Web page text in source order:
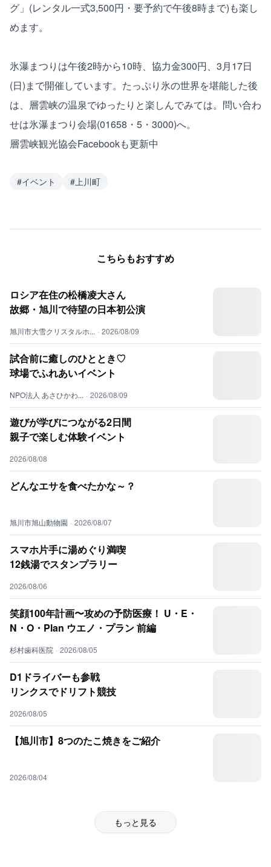
グ」(レンタル一式3,500円・要予約で午後8時まで)も楽し
めます。
氷瀑まつりは午後2時から10時、協力金300円、3月17日
(日)まで開催しています。たっぷり氷の世界を堪能した後
は、層雲峡の温泉でゆったりと楽しんでみては。問い合わ
せは氷瀑まつり会場(01658・5・3000)へ。
層雲峡観光協会Facebookも更新中
#イベント #上川町
こちらもおすすめ
ロシア在住の松橋凌大さん
故郷・旭川で待望の日本初公演
旭川市大雪クリスタルホ... · 2026/08/09
試合前に癒しのひととき♡
球場でふれあいイベント
NPO法人 あさひかわ... · 2026/08/09
遊びが学びにつながる2日間
親子で楽しむ体験イベント
2026/08/08
どんなエサを食べたかな～？
旭川市旭山動物園 · 2026/08/07
スマホ片手に湯めぐり満喫
12銭湯でスタンプラリー
2026/08/06
笑顔100年計画〜攻めの予防医療！ U・E・
N・O・Plan ウエノ・プラン 前編
杉村歯科医院 · 2026/08/05
D1ドライバーも参戦
リンクスでドリフト競技
2026/08/05
【旭川市】8つのたこ焼きをご紹介
2026/08/04
もっと見る